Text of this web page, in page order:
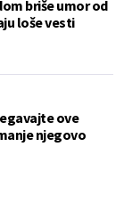
briše umor od
loše vesti
ove
njegovo